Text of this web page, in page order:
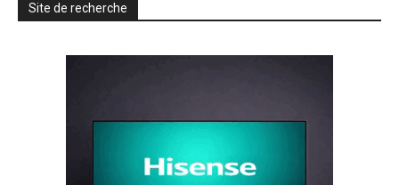
Site de recherche